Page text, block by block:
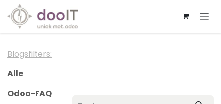
Overslaan naar inhoud
Blogsfilters:
Alle
Odoo-FAQ